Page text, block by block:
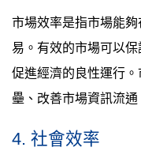
市場效率是指市場能
易。有效的市場可以
促進經濟的良性運行
壘、改善市場資訊流
4. 社會效率